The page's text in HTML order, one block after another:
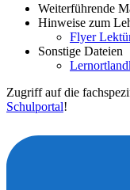
Weiterführende
Hinweise zum
Flyer
Sonstige Dateien
Zugriff auf die
Schulportal!